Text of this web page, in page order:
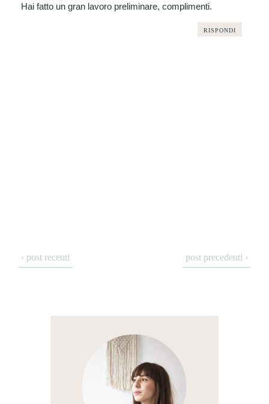
Hai fatto un gran lavoro preliminare, complimenti.
RISPONDI
‹ post recenti post precedenti ›